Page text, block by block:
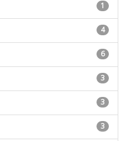
1
4
6
3
3
3